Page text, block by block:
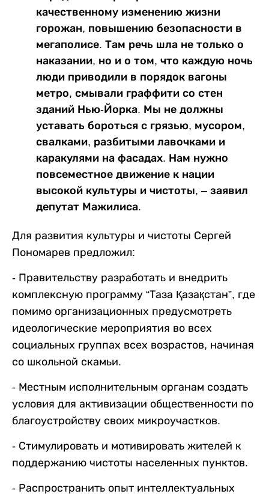
качественному изменению жизни
горожан, повышению безопасности в
мегаполисе. Там речь шла не только о
наказании, но и о том, что каждую ночь
люди приводили в порядок вагоны
метро, смывали граффити со стен
зданий Нью-Йорка. Мы не должны
уставать бороться с грязью, мусором,
свалками, разбитыми лавочками и
каракулями на фасадах. Нам нужно
повсеместное движение к нации
высокой культуры и чистоты, – заявил
депутат Мажилиса.
Для развития культуры и чистоты Сергей
Пономарев предложил:
- Правительству разработать и внедрить
комплексную программу “Таза Қазақстан”, где
помимо организационных предусмотреть
идеологические мероприятия во всех
социальных группах всех возрастов, начиная
со школьной скамьи.
- Местным исполнительным органам создать
условия для активизации общественности по
благоустройству своих микроучастков.
- Стимулировать и мотивировать жителей к
поддержанию чистоты населенных пунктов.
- Распространить опыт интеллектуальных